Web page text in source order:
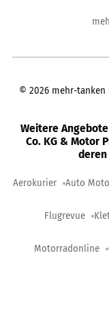
© 2026 mehr-tanken
Weitere
Co. KG & Motor
Aerokurier Auto
Flugrevue
Motorradonline